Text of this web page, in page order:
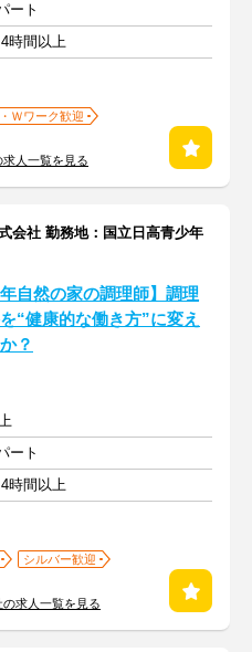
ート
時間以上
Ｗワーク歓迎
人一覧を見る
会社 勤務地：国立日高青少年
年自然の家の調理師】調理
“健康的な働き方”に変え
？
ート
時間以上
シルバー歓迎
求人一覧を見る